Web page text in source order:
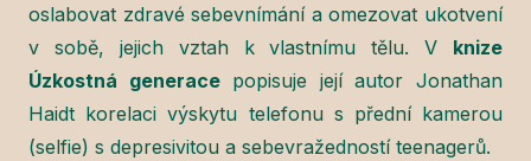
oslabovat zdravé sebevnímání a omezovat ukotvení
v sobě, jejich vztah k vlastnímu tělu. V knize
Úzkostná generacepopisuje její autor Jonathan
Haidt korelaci výskytu telefonu s přední kamerou
(selfie) s depresivitou a sebevražedností teenagerů.